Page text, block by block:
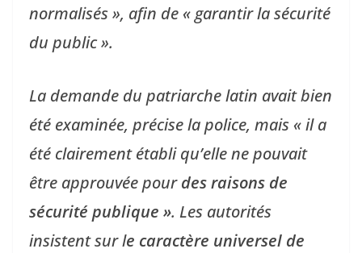
normalisés », afin de « garantir la sécurité
du public ».
La demande du patriarche latin avait bien
été examinée, précise la police, mais « il a
été clairement établi qu’elle ne pouvait
être approuvée pourdes raisons de
sécurité publique ». Les autorités
insistent sur le caractère universel de